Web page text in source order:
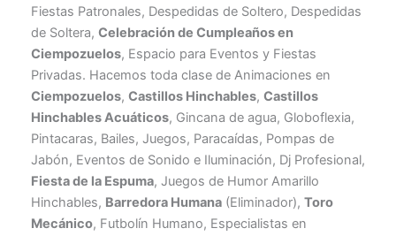
Fiestas Patronales, Despedidas de Soltero, Despedidas
de Soltera, Celebración de Cumpleaños en
Ciempozuelos, Espacio para Eventos y Fiestas
Privadas. Hacemos toda clase de Animaciones en
Ciempozuelos, Castillos Hinchables, Castillos
Hinchables Acuáticos, Gincana de agua, Globoflexia,
Pintacaras, Bailes, Juegos, Paracaídas, Pompas de
Jabón, Eventos de Sonido e Iluminación, Dj Profesional,
Fiesta de la Espuma, Juegos de Humor Amarillo
Hinchables, Barredora Humana (Eliminador), Toro
Mecánico, Futbolín Humano, Especialistas en